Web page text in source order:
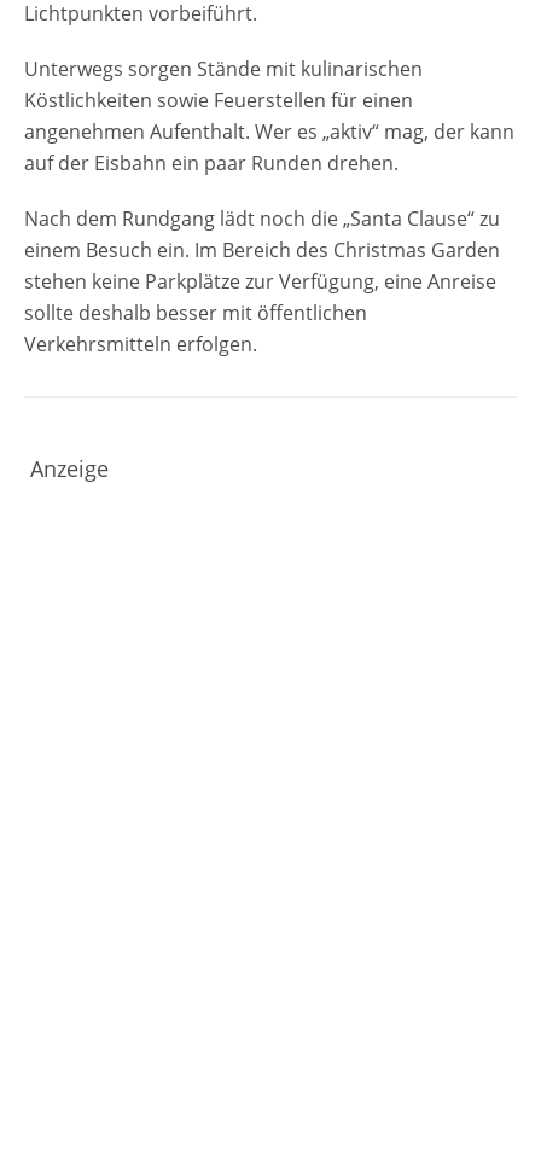
Lichtpunkten vorbeiführt.
Unterwegs sorgen Stände mit kulinarischen
Köstlichkeiten sowie Feuerstellen für einen
angenehmen Aufenthalt. Wer es „aktiv“ mag, der kann
auf der Eisbahn ein paar Runden drehen.
Nach dem Rundgang lädt noch die „Santa Clause“ zu
einem Besuch ein. Im Bereich des Christmas Garden
stehen keine Parkplätze zur Verfügung, eine Anreise
sollte deshalb besser mit öffentlichen
Verkehrsmitteln erfolgen.
Anzeige